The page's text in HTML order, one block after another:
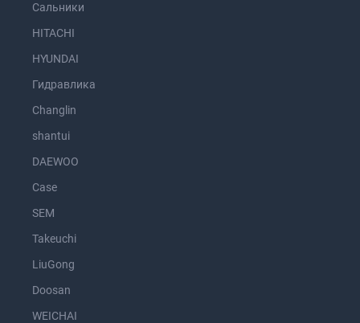
Сальники
HITACHI
HYUNDAI
Гидравлика
Changlin
shantui
DAEWOO
Case
SEM
Takeuchi
LiuGong
Doosan
WEICHAI